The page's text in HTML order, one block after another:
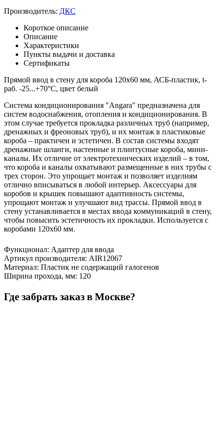
Производитель: ДКС
Короткое описание
Описание
Характеристики
Пункты выдачи и доставка
Сертификаты
Прямой ввод в стену для короба 120х60 мм, АСБ-пластик, t-
раб. -25...+70°C, цвет белый
Система кондиционирования "Angara" предназначена для
систем водоснабжения, отопления и кондиционирования. В
этом случае требуется прокладка различных труб (например,
дренажных и фреоновых труб), и их монтаж в пластиковые
короба – практичен и эстетичен. В состав системы входят
дренажные шланги, настенные и плинтусные короба, мини-
каналы. Их отличие от электротехнических изделий – в том,
что короба и каналы охватывают размещенные в них трубы с
трех сторон. Это упрощает монтаж и позволяет изделиям
отлично вписываться в любой интерьер. Аксессуары для
коробов и крышек повышают адаптивность системы,
упрощают монтаж и улучшают вид трассы. Прямой ввод в
стену устанавливается в местах ввода коммуникаций в стену,
чтобы повысить эстетичность их прокладки. Используется с
коробами 120х60 мм.
Функционал: Адаптер для ввода
Артикул производителя: AIR12067
Материал: Пластик не содержащий галогенов
Ширина прохода, мм: 120
Где забрать заказ в Москве?